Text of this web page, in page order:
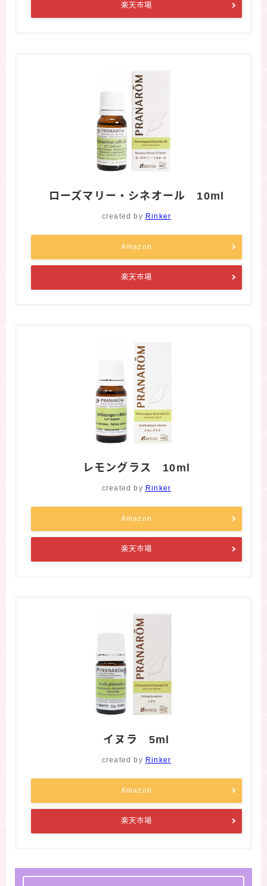
楽天市場
ローズマリー・シネオール 10ml
created by Rinker
Amazon
楽天市場
レモングラス 10ml
created by Rinker
Amazon
楽天市場
イヌラ 5ml
created by Rinker
Amazon
楽天市場